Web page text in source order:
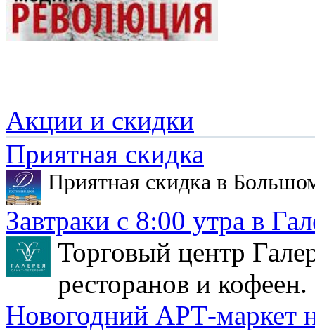
Акции и скидки
Приятная скидка
Приятная скидка в
Завтраки с 8:00 утра в
Торговый центр
ресторанов и кофеен.
Новогодний АРТ-маркет